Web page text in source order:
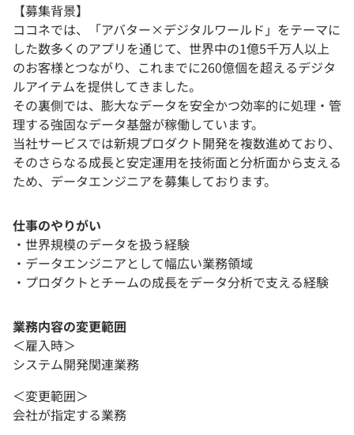
【募集背景】
ココネでは、「アバター×デジタルワールド」をテーマに
した数多くのアプリを通じて、世界中の1億5千万人以上
のお客様とつながり、これまでに260億個を超えるデジタ
ルアイテムを提供してきました。
その裏側では、膨大なデータを安全かつ効率的に処理・管
理する強固なデータ基盤が稼働しています。
当社サービスでは新規プロダクト開発を複数進めており、
そのさらなる成長と安定運用を技術面と分析面から支える
ため、データエンジニアを募集しております。
仕事のやりがい
・世界規模のデータを扱う経験
・データエンジニアとして幅広い業務領域
・プロダクトとチームの成長をデータ分析で支える経験
業務内容の変更範囲
＜雇入時＞
システム開発関連業務
＜変更範囲＞
会社が指定する業務